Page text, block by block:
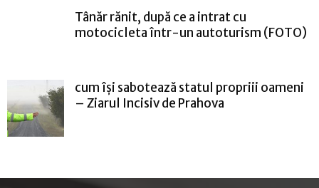
Tânăr rănit, după ce a intrat cu
motocicleta într-un autoturism (FOTO)
cum își sabotează statul propriii oameni
– Ziarul Incisiv de Prahova